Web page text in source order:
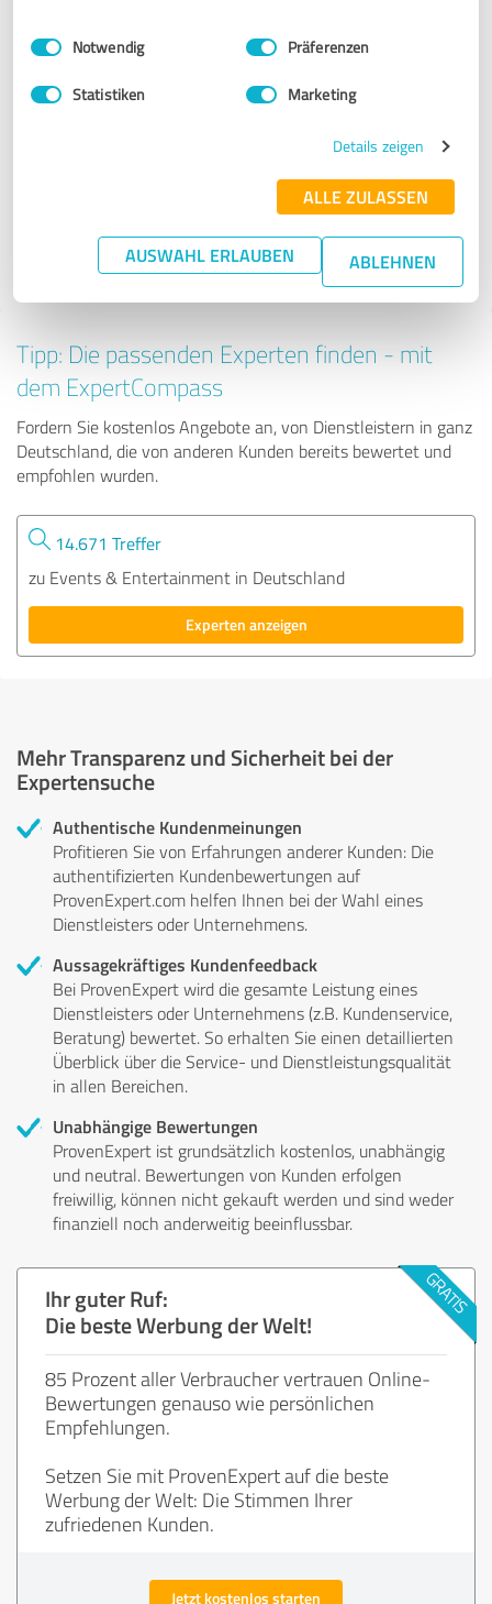
Impressum Datenschutzbestimmungen
Einwilligungsauswahl
Notwendig Präferenzen
Statistiken Marketing
Details zeigen
ALLE ZULASSEN
AUSWAHL ERLAUBEN ABLEHNEN
Anbietern aus dem Bereich Events
& Entertainment
5.00 von 5
Tipp: Die passenden Experten finden - mit
dem ExpertCompass
Fordern Sie kostenlos Angebote an, von Dienstleistern in ganz
Deutschland, die von anderen Kunden bereits bewertet und
empfohlen wurden.
14.671 Treffer
zu Events & Entertainment in Deutschland
Experten anzeigen
Mehr Transparenz und Sicherheit bei der
Expertensuche
Authentische Kundenmeinungen
Profitieren Sie von Erfahrungen anderer Kunden: Die
authentifizierten Kundenbewertungen auf
ProvenExpert.com helfen Ihnen bei der Wahl eines
Dienstleisters oder Unternehmens.
Aussagekräftiges Kundenfeedback
Bei ProvenExpert wird die gesamte Leistung eines
Dienstleisters oder Unternehmens (z.B. Kundenservice,
Beratung) bewertet. So erhalten Sie einen detaillierten
Überblick über die Service- und Dienstleistungsqualität
in allen Bereichen.
Unabhängige Bewertungen
ProvenExpert ist grundsätzlich kostenlos, unabhängig
und neutral. Bewertungen von Kunden erfolgen
freiwillig, können nicht gekauft werden und sind weder
finanziell noch anderweitig beeinflussbar.
Ihr guter Ruf:
Die beste Werbung der Welt!
85 Prozent aller Verbraucher vertrauen Online-
Bewertungen genauso wie persönlichen
Empfehlungen.
Setzen Sie mit ProvenExpert auf die beste
Werbung der Welt: Die Stimmen Ihrer
zufriedenen Kunden.
Jetzt kostenlos starten